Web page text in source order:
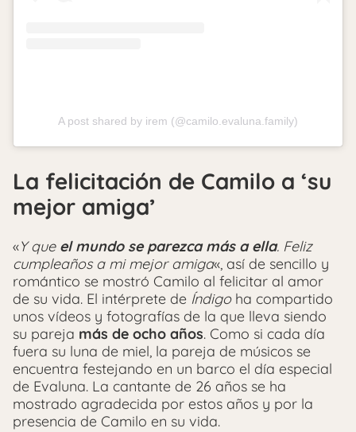
A post shared by irem (@camilo.evaluna.family)
La felicitación de Camilo a ‘su
mejor amiga’
«Y que el mundo se parezca más a ella. Feliz
cumpleaños a mi mejor amiga«, así de sencillo y
romántico se mostró Camilo al felicitar al amor
de su vida. El intérprete de Índigo ha compartido
unos vídeos y fotografías de la que lleva siendo
su pareja más de ocho años. Como si cada día
fuera su luna de miel, la pareja de músicos se
encuentra festejando en un barco el día especial
de Evaluna. La cantante de 26 años se ha
mostrado agradecida por estos años y por la
presencia de Camilo en su vida.